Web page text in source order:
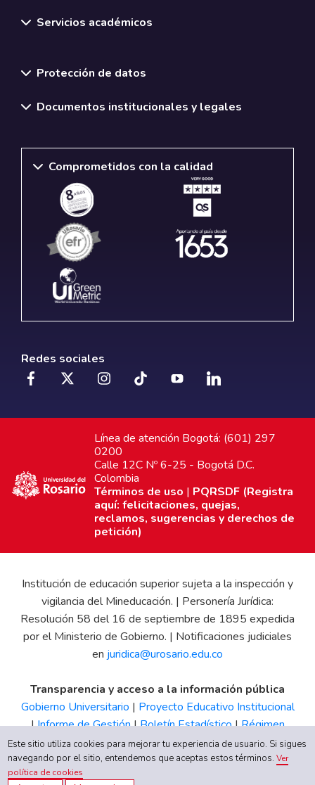
Servicios académicos
Protección de datos
Documentos institucionales y legales
Comprometidos con la calidad
Redes sociales
Línea de atención Bogotá: (601) 297
0200
Calle 12C Nº 6-25 - Bogotá D.C.
Colombia
Términos de uso | PQRSDF (Registra
aquí: felicitaciones, quejas,
reclamos, sugerencias y derechos de
petición)
Institución de educación superior sujeta a la inspección y
vigilancia del Mineducación. | Personería Jurídica:
Resolución 58 del 16 de septiembre de 1895 expedida
por el Ministerio de Gobierno. | Notificaciones judiciales
en juridica@urosario.edu.co
Transparencia y acceso a la información pública
Gobierno Universitario | Proyecto Educativo Institucional
|Informe de Gestión|Boletín Estadístico|Régimen
Tributario|Estados Financieros |Código de Ética| Canal
de Integridad UR
Este sitio utiliza cookies para mejorar tu experiencia de usuario. Si sigues
navegando por el sitio, entendemos que aceptas estos términos.Ver
política de cookies